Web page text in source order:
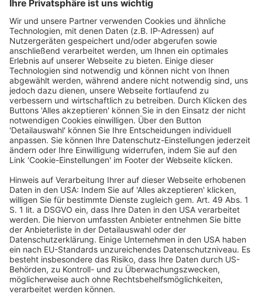
Internet: www.coolebranche.de
LinkedIn
Instagram
Deutscher Hotelkongress
19./20. April 2027
Kap Europa
Frankfurt